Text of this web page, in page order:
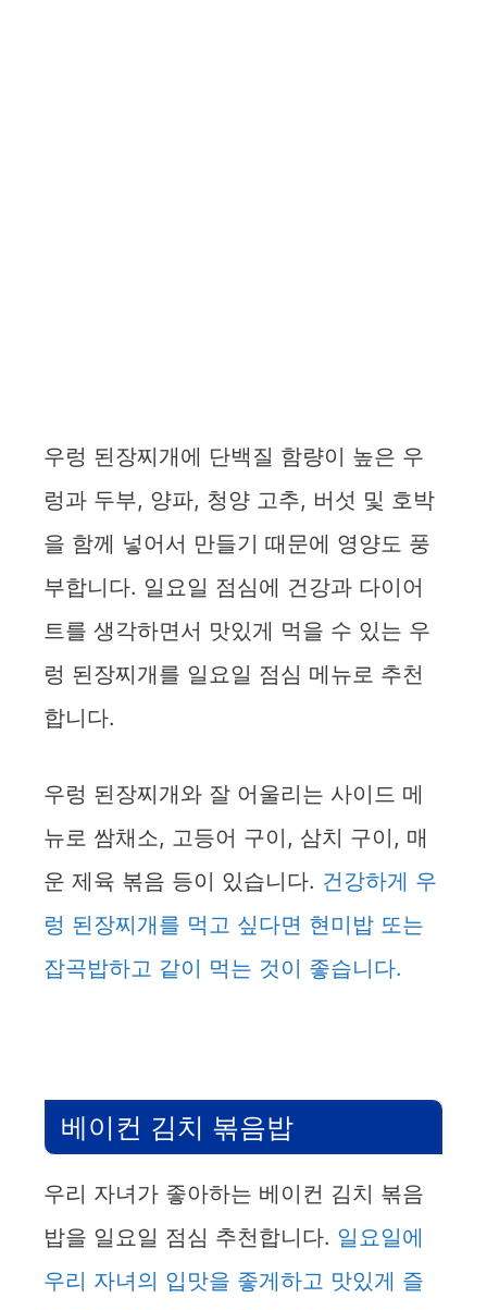
우렁 된장찌개에 단백질 함량이 높은 우
렁과 두부, 양파, 청양 고추, 버섯 및 호박
을 함께 넣어서 만들기 때문에 영양도 풍
부합니다. 일요일 점심에 건강과 다이어
트를 생각하면서 맛있게 먹을 수 있는 우
렁 된장찌개를 일요일 점심 메뉴로 추천
합니다.
우렁 된장찌개와 잘 어울리는 사이드 메
뉴로 쌈채소, 고등어 구이, 삼치 구이, 매
운 제육 볶음 등이 있습니다. 건강하게 우
렁 된장찌개를 먹고 싶다면 현미밥 또는
잡곡밥하고 같이 먹는 것이 좋습니다.
베이컨 김치 볶음밥
우리 자녀가 좋아하는 베이컨 김치 볶음
밥을 일요일 점심 추천합니다. 일요일에
우리 자녀의 입맛을 좋게하고 맛있게 즐